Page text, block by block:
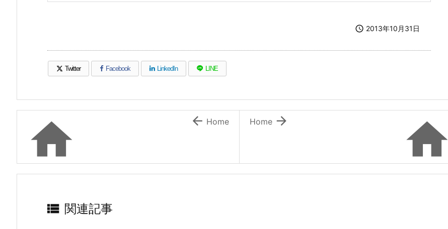
 2013年10月31日
Twitter
（新しいウィンドウで開きます）
Facebook
（新しいウィンドウで開きます）
LinkedIn
（新しいウィンドウで開きます）
LINE
（新しいウィンドウで開きます）


Home
  Home
 関連記事